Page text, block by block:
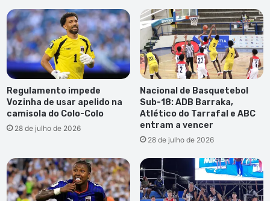
Regulamento impede
Vozinha de usar apelido na
camisola do Colo-Colo
28 de julho de 2026
Nacional de Basquetebol
Sub-18: ADB Barraka,
Atlético do Tarrafal e ABC
entram a vencer
28 de julho de 2026